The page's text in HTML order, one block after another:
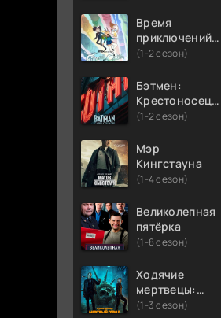
Время
приключений:
Фионна и Кейк
(1-2 сезон)
Бэтмен:
Крестоносец в
плаще
(1-2 сезон)
Мэр
Кингстауна
(1-4 сезон)
Великолепная
пятёрка
(1-8 сезон)
Ходячие
мертвецы:
Мертвый
(1-3 сезон)